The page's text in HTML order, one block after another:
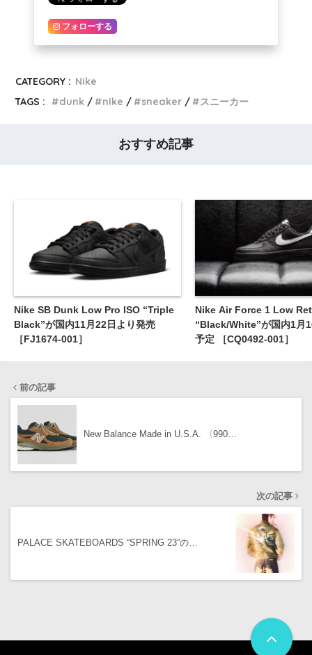
フォローする
CATEGORY : Nike
TAGS :
dunk nike sneaker スニーカー
おすすめ記事
Nike SB Dunk Low Pro ISO “Triple
Black”が国内11月22日より発売
［FJ1674-001］
Nike Air Force 1 Low
“Black/White”が国内1月
予定 ［CQ0492-001］
前の記事
New Balance Made in U.S.A. 〈990…
次の記事
PALACE SKATEBOARDS “SPRING 23”の…